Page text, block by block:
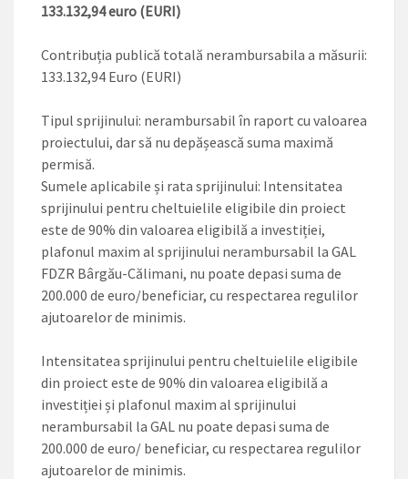
133.132,94 euro (EURI)
Contribuția publică totală nerambursabila a măsurii:
133.132,94 Euro (EURI)
Tipul sprijinului: nerambursabil în raport cu valoarea
proiectului, dar să nu depășească suma maximă
permisă.
Sumele aplicabile și rata sprijinului: Intensitatea
sprijinului pentru cheltuielile eligibile din proiect
este de 90% din valoarea eligibilă a investiției,
plafonul maxim al sprijinului nerambursabil la GAL
FDZR Bârgău-Călimani, nu poate depasi suma de
200.000 de euro/beneficiar, cu respectarea regulilor
ajutoarelor de minimis.
Intensitatea sprijinului pentru cheltuielile eligibile
din proiect este de 90% din valoarea eligibilă a
investiției și plafonul maxim al sprijinului
nerambursabil la GAL nu poate depasi suma de
200.000 de euro/ beneficiar, cu respectarea regulilor
ajutoarelor de minimis.